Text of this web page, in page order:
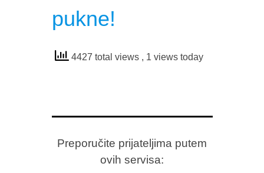
pukne!
4427 total views , 1 views today
Preporučite prijateljima putem
ovih servisa: